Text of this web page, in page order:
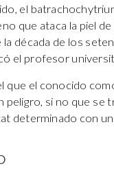
el
que ataca la piel de
década de los
el profesor
que el conocido
si no que se
determinado con